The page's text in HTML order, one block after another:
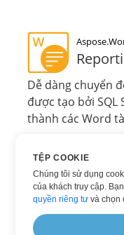
Dễ dàng chuyển
được tạo bởi SQL
thành các Word
Chuyển đổi báo
Word tài liệu và
TỆP COOKIE
Chúng tôi sử dụng
của khách truy cập.
quyền riêng tư và chọn